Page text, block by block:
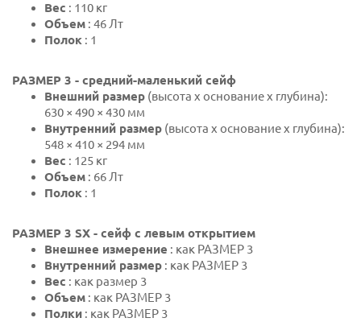
Вес : 110 кг
Объем : 46 Лт
Полок : 1
РАЗМЕР 3 - средний-маленький сейф
Внешний размер (высота х основание х глубина):
630 × 490 × 430 мм
Внутренний размер (высота х основание х глубина):
548 × 410 × 294 мм
Вес : 125 кг
Объем : 66 Лт
Полок : 1
РАЗМЕР 3 SX - сейф с левым открытием
Внешнее измерение : как РАЗМЕР 3
Внутренний размер : как РАЗМЕР 3
Вес : как размер 3
Объем : как РАЗМЕР 3
Полки : как РАЗМЕР 3